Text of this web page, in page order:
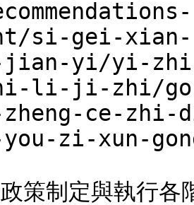
si-gei-
jian-yi/yi-
li-ji-zhi/
ce-
zi-xun-
策制定與執行各